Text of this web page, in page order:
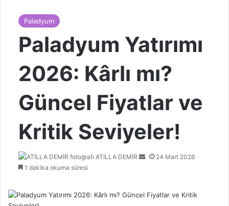
Paladyum
Paladyum Yatırımı
2026: Kârlı mı?
Güncel Fiyatlar ve
Kritik Seviyeler!
ATİLLA DEMİR
Bir 24 Mart 2026
1 dakika okuma süresi